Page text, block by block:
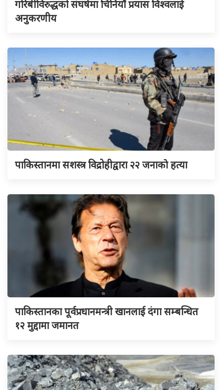
गरिबीविरुद्धको संघर्षमा चिनियाँ प्रयास विश्वलाई
अनुकरणीय
पाकिस्तानमा सशस्त्र विद्रोहीद्वारा २२ जनाकाे हत्या
पाकिस्तानका पूर्वप्रधानमन्त्री खानलाई दंगा सम्बन्धित
१२ मुद्दामा जमानत